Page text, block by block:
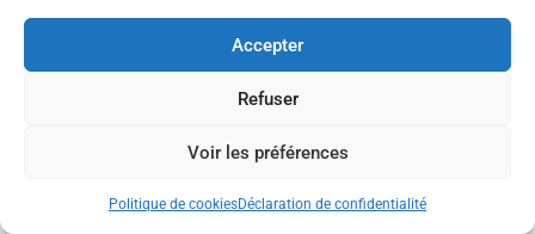
Accepter
Refuser
Voir les préférences
Politique de cookiesDéclaration de confidentialité